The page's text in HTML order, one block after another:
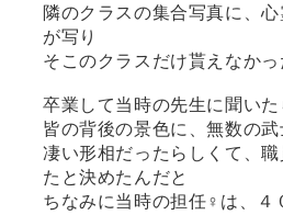
隣のクラスの集合写真に、
が写り
そこのクラスだけ貰えなかっ
卒業して当時の先生に聞いた
皆の背後の景色に、無数の
凄い形相だったらしくて、
たと決めたんだと
ちなみに当時の担任♀は、４